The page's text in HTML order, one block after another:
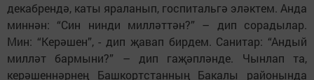
декабрендә, каты яраланып, госпитальгә эләктем. Анда
миннән: “Син нинди милләттән?” – дип сорадылар.
Мин: “Керәшен”, - дип җавап бирдем. Санитар: “Андый
милләт бармыни?” – дип гаҗәпләнде. Чынлап та,
керәшеннәрнең Башкортстанның Бакалы районында